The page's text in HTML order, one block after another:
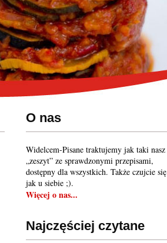
O nas
Widelcem-Pisane traktujemy jak taki nasz
„zeszyt” ze sprawdzonymi przepisami,
dostępny dla wszystkich. Także czujcie się
jak u siebie ;).
Więcej o nas...
Najczęściej czytane